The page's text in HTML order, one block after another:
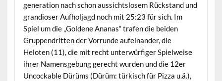
generation nach schon aussichtslosem Rückstand und
grandioser Aufholjagd noch mit 25:23 für sich. Im
Spiel um die „Goldene Ananas“ trafen die beiden
Gruppendritten der Vorrunde aufeinander, die
Heloten (11), die mit recht unterwürfiger Spielweise
ihrer Namensgebung gerecht wurden und die 12er
Uncockable Dürüms (Dürüm: türkisch für Pizza u.ä.),